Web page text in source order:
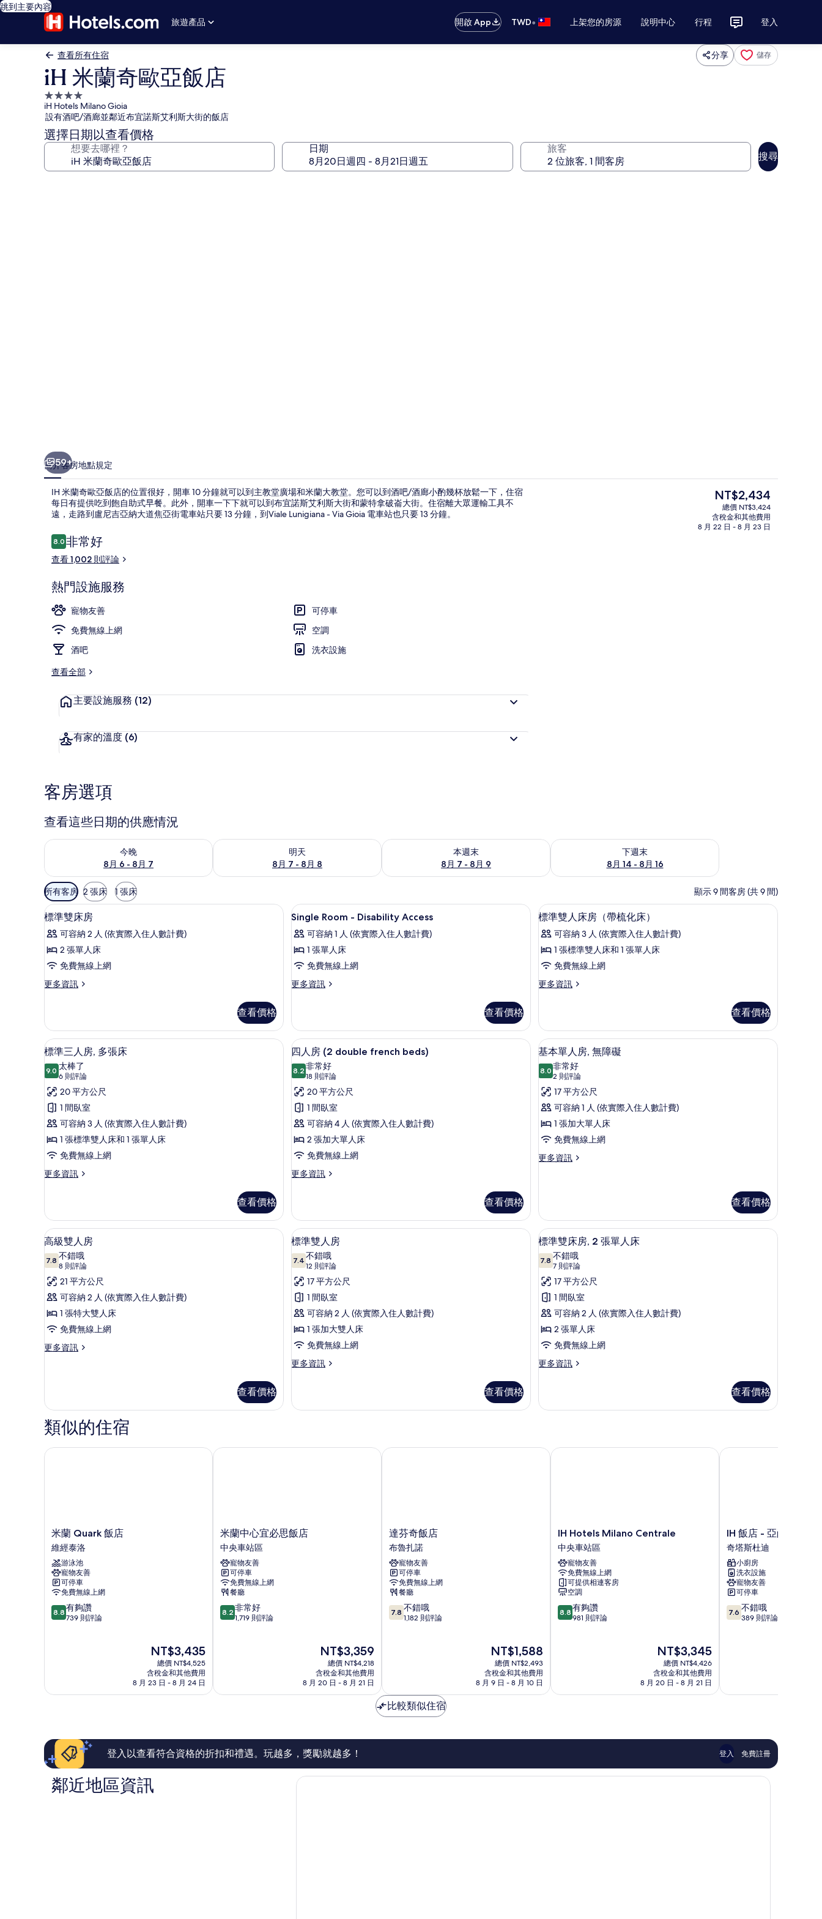
跳到主要內容
旅遊產品
開啟 App TWD• 上架您的房源 說明中心 行程 登入
查看所有住宿 分享 儲存
iH 米蘭奇歐亞飯店
4.0
星
級
住
宿
iH Hotels Milano Gioia
設有酒吧/酒廊並鄰近布宜諾斯艾利斯大街的飯店
選擇日期以查看價格
想要去哪裡？ 日期 旅客
搜尋
大廳休息區
59+
簡介客房地點規定
IH 米蘭奇歐亞飯店的位置很好，開車 10 分鐘就可以到主教堂廣場和米蘭大教堂。您可以到酒吧/酒廊小酌幾杯放鬆一下，住宿
每日有提供吃到飽自助式早餐。此外，開車一下下就可以到布宜諾斯艾利斯大街和蒙特拿破崙大街。住宿離大眾運輸工具不
遠，走路到盧尼吉亞納大道焦亞街電車站只要 13 分鐘，到Viale Lunigiana - Via Gioia 電車站也只要 13 分鐘。
評
論
8.08.0 分，滿分 10 分，
非常好
查看 1,002 則評論
熱門設施服務
寵物友善
可停車
免費無線上網
空調
酒吧
洗衣設施
查看全部
主要設施服務 (12)
有家的溫度 (6)
目
的
價
NT$2,434
總價 NT$3,424
含稅金和其他費用
8 月 22 日 - 8 月 23 日
客房選項
查看這些日期的供應情況
今晚
8月 6 - 8月 7
查看今晚 (8月 6 - 8月 7) 的供應情況
明天
8月 7 - 8月 8
查看明天 (8月 7 - 8月 8) 的供應情況
本週末
8月 7 - 8月 9
查看本週末 (8月 7 - 8月 9) 的供應情況
下週末
8月 14 - 8月 16
查看下週末 (8月 14 - 8月 16) 的供應情況
可
用
的
客
房
篩
選
條
所有客房 2 張床 1 張床 顯示 9 間客房 (共 9 間)
顯
示
標
準
床
的
所
有
相
片
迷你吧、客房內保險箱、書桌、隔音
5
標準雙床房
可容納 2 人 (依實際入住人數計費)
2 張單人床
免費無線上網
更多資訊
更
雙
床
房
詳
查看價格
顯
示
Single
Room
Disability
所
有
相
片
迷你吧、客房內保險箱、書桌、隔音
4
Single Room - Disability Access
可容納 1 人 (依實際入住人數計費)
1 張單人床
免費無線上網
更多資訊
更
-
Disability
Access
詳
查看價格
顯
示
標
準
人
房
（帶
梳
化
床）
的
所
有
片
迷你吧、客房內保險箱、書桌、隔音
6
標準雙人床房（帶梳化床）
可容納 3 人 (依實際入住人數計費)
1 張標準雙人床和 1 張單人床
免費無線上網
更多資訊
更
雙
人
床
（帶
化
床）
詳
情
查看價格
顯
示
標
準
三
人
房,
多
張
所
有
相
片
標準三人房, 多張床 | 迷你吧、客房內保險箱、書桌、隔音
5
標準三人房, 多張床
9.09.0 分，滿分 10 分
太棒了
6 則評論
(6
則
評
論)
20 平方公尺
1 間臥室
可容納 3 人 (依實際入住人數計費)
1 張標準雙人床和 1 張單人床
免費無線上網
更多資訊
更
三
人
房,
張
的
詳
查看價格
顯
示
四
人
房
(2
double
french
beds)
的
有
相
片
四人房 (2 double french beds) | 迷你吧、客房內保險箱、書桌、隔音
5
四人房 (2 double french beds)
8.28.2 分，滿分 10 分
非常好
18 則評論
(18
則
評
論)
20 平方公尺
1 間臥室
可容納 4 人 (依實際入住人數計費)
2 張加大單人床
免費無線上網
更多資訊
更
房
(2
double
french
beds)
詳
情
查看價格
顯
示
基
本
單
人
房,
無
所
有
相
片
基本單人房, 無障礙 | 迷你吧、客房內保險箱
4
基本單人房, 無障礙
8.08.0 分，滿分 10 分
非常好
2 則評論
(2
則
評
論)
17 平方公尺
可容納 1 人 (依實際入住人數計費)
1 張加大單人床
免費無線上網
更多資訊
更
人
房,
無
障
礙
的
詳
情
查看價格
顯
示
高
級
雙
人
房
的
片
高級雙人房 | 迷你吧、客房內保險箱、書桌、隔音
5
高級雙人房
7.87.8 分，滿分 10 分
不錯哦
8 則評論
(8
則
評
論)
21 平方公尺
可容納 2 人 (依實際入住人數計費)
1 張特大雙人床
免費無線上網
更多資訊
更
人
房
的
詳
情
查看價格
顯
示
標
準
雙
人
房
的
所
片
標準雙人房 | 迷你吧、客房內保險箱、書桌、隔音
5
標準雙人房
7.47.4 分，滿分 10 分
不錯哦
12 則評論
(12
則
評
論)
17 平方公尺
1 間臥室
可容納 2 人 (依實際入住人數計費)
1 張加大雙人床
免費無線上網
更多資訊
更
雙
詳
查看價格
顯
示
標
準
雙
床
房,
2
張
床
有
標準雙床房, 2 張單人床 | 迷你吧、客房內保險
5
標準雙床房, 2 張單人床
7.87.8 分，滿分 10 分
不錯哦
7 則評論
(7
則
評
論)
17 平方公尺
1 間臥室
可容納 2 人 (依實際入住人數計費)
2 張單人床
免費無線上網
更多資訊
更
雙
張
查看價格
類似的住宿
米
蘭
Quark
飯
店
維
經
泰
洛
米蘭 Quark 飯店
維經泰洛
游泳池
寵物友善
可停車
免費無線上網
8.8
分，
讚，
論
8.8 有夠讚
739 則評論
現
在
價
格
為
NT$3,435
總價 NT$4,525
含稅金和其他費用
8 月 23 日 - 8 月 24 日
米蘭 Quark 飯店
米
蘭
中
心
宜
必
思
飯
店
米蘭中心宜必思飯店
中央車站區
寵物友善
可停車
免費無線上網
餐廳
8.2
分，
好，
論
8.2 非常好
1,719 則評論
現
價
格
為
NT$3,359
總價 NT$4,218
含稅金和其他費用
8 月 20 日 - 8 月 21 日
米蘭中心宜必思飯店
達
芬
奇
飯
店
布
魯
扎
諾
達芬奇飯店
布魯扎諾
寵物友善
可停車
免費無線上網
餐廳
7.8
分，
哦，
1,182
則
論
7.8 不錯哦
1,182 則評論
現
在
價
格
為
NT$1,588
總價 NT$2,493
含稅金和其他費用
8 月 9 日 - 8 月 10 日
達芬奇飯店
IH
Hotels
Milano
Centrale
中
央
車
站
區
IH Hotels Milano Centrale
中央車站區
寵物友善
免費無線上網
可提供相連客房
空調
8.8
分，
讚，
論
8.8 有夠讚
981 則評論
現
在
價
格
為
NT$3,345
總價 NT$4,426
含稅金和其他費用
8 月 20 日 - 8 月 21 日
IH Hotels Milano Centrale
IH
飯
店
-
亞
崗
公
園
米
塔
IH 飯店 - 亞崗公園米
奇塔斯杜迪
小廚房
洗衣設施
寵物友善
可停車
7.6
分，
哦，
論
7.6 不錯哦
389 則評論
IH 飯店 - 亞崗公園米蘭
比較類似住宿
登入以查看符合資格的折扣和禮遇。玩越多，獎勵就越多！ 登入 免費註冊
鄰近地區資訊